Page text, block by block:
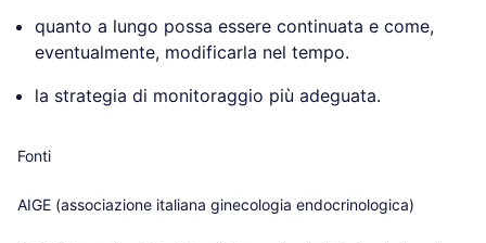
quanto a lungo possa essere continuata e come,
eventualmente, modificarla nel tempo.
la strategia di monitoraggio più adeguata.
Fonti
AIGE (associazione italiana ginecologia endocrinologica)